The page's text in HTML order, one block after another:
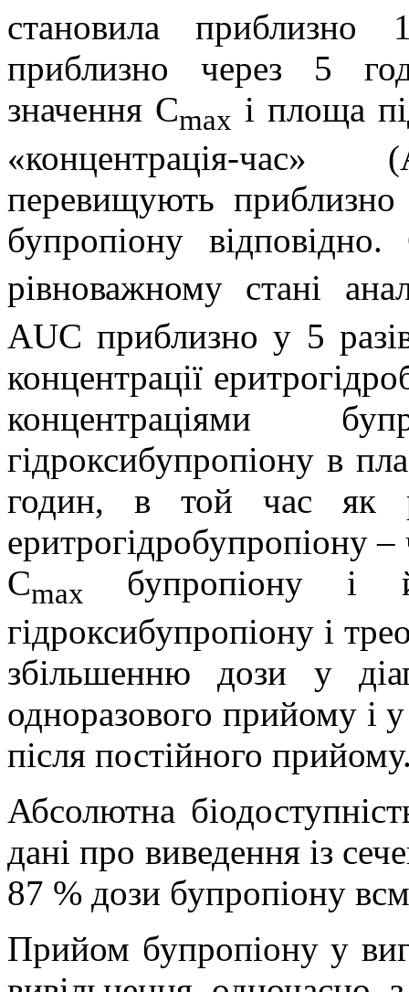
становила приблизно
приблизно через 5
значення Cmax і площа
«концентрація-час»
перевищують
бупропіону відповідно.
рівноважному стані
AUC приблизно у 5
концентрації
концентраціями
гідроксибупропіону в
годин, в той час як
еритрогідробупропіону
Cmax бупропіону і
гідроксибупропіону і
збільшенню дози у
одноразового прийому і
після постійного
Абсолютна
дані про виведення із
87 % дози бупропіону
Прийом бупропіону у